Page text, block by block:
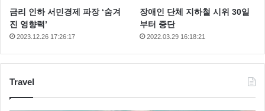
금리 인하 서민경제 파장 ‘숨겨
진 영향력’
2023.12.26 17:26:17
장애인 단체 지하철 시위 30일
부터 중단
2022.03.29 16:18:21
Travel